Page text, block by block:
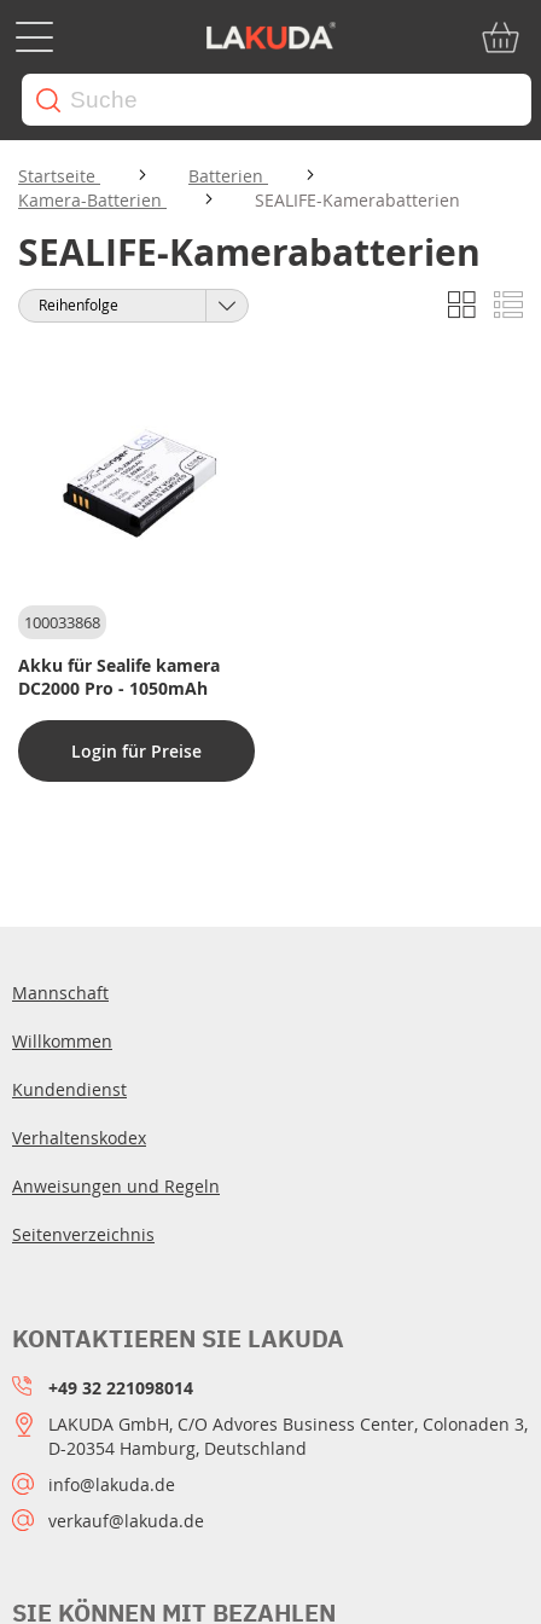
Startseite
Batterien
Kamera-Batterien
SEALIFE-Kamerabatterien
SEALIFE-Kamerabatterien
Anzeigen
als
Liste
Sortieren
100033868
Akku für Sealife kamera
DC2000 Pro - 1050mAh
Login für Preise
Mannschaft
Willkommen
Kundendienst
Verhaltenskodex
Anweisungen und Regeln
Seitenverzeichnis
SIE KÖNNEN MIT BEZAHLEN
KONTAKTIEREN SIE LAKUDA
+49 32 221098014
LAKUDA GmbH, C/O Advores Business Center, Colonaden 3,
D-20354 Hamburg, Deutschland
info@lakuda.de
verkauf@lakuda.de